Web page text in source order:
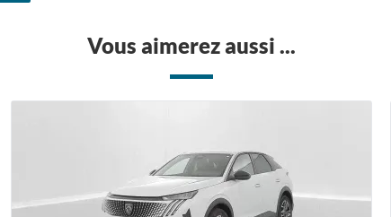
Vous aimerez aussi ...